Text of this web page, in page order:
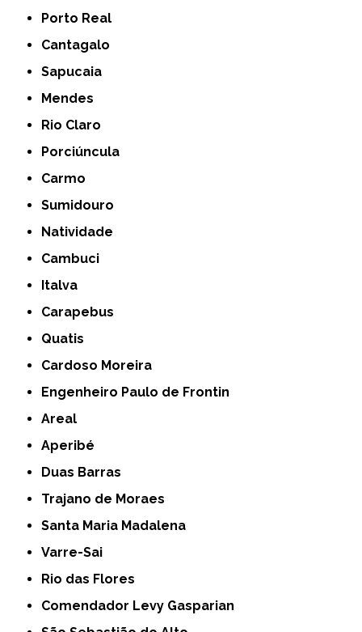
Porto Real
Cantagalo
Sapucaia
Mendes
Rio Claro
Porciúncula
Carmo
Sumidouro
Natividade
Cambuci
Italva
Carapebus
Quatis
Cardoso Moreira
Engenheiro Paulo de Frontin
Areal
Aperibé
Duas Barras
Trajano de Moraes
Santa Maria Madalena
Varre-Sai
Rio das Flores
Comendador Levy Gasparian